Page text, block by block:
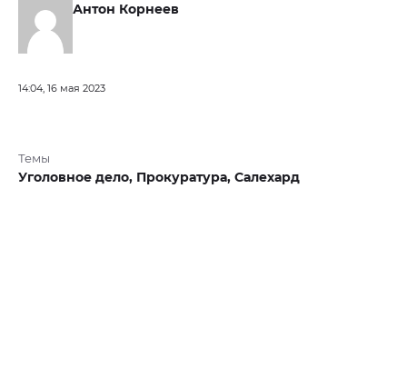
Антон Корнеев
14:04, 16 мая 2023
Темы
Уголовное дело, Прокуратура, Салехард